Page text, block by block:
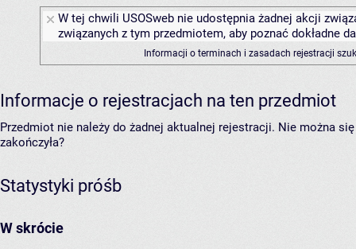
W tej chwili USOSweb nie udostępnia żadnej akcji
związanych z tym przedmiotem, aby poznać dokładne
Informacji o terminach i zasadach rejestracji
Informacje o rejestracjach na ten przedmiot
Przedmiot nie należy do żadnej aktualnej rejestracji. Nie można
zakończyła?
Statystyki próśb
W skrócie